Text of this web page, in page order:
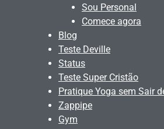
Sou Personal
Comece agora
Blog
Teste Deville
Status
Teste Super Cristão
Pratique Yoga sem Sair
Zappipe
Gym